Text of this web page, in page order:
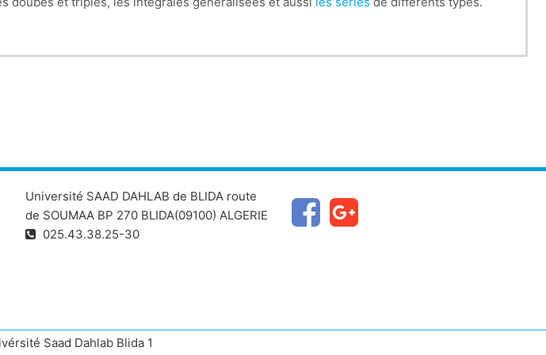
Université SAAD DAHLAB de BLIDA route
de SOUMAA BP 270 BLIDA(09100) ALGERIE
025.43.38.25-30
Saad Dahlab Blida 1